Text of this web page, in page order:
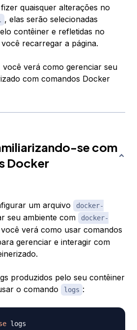
quaisquer alterações no
, elas serão selecionadas
contêiner e refletidas no
recarregar a página.
verá como gerenciar seu
com comandos Docker
se com
Docker
um arquivo
docker-
seu ambiente com
docker-
verá como usar comandos
gerenciar e interagir com
produzidos pelo seu contêiner
o comando
logs :